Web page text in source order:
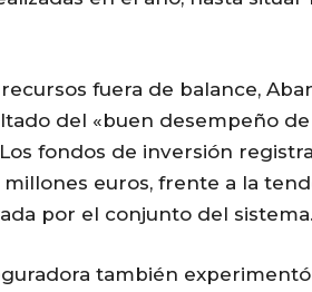
fuera de balance,
del «buen desempeño
fondos de inversión
millones euros, frente a la
por el conjunto del sistema.
también